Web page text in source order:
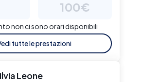
100€
non ci sono orari disponibili
tutte le prestazioni
Leone